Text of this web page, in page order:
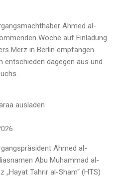
Ahmed al-
Woche auf Einladung
Merz in Berlin empfangen
entschieden dagegen aus und
ausladen
Ahmed al-
Abu Muhammad al-
Tahrir al-Sham“ (HTS)